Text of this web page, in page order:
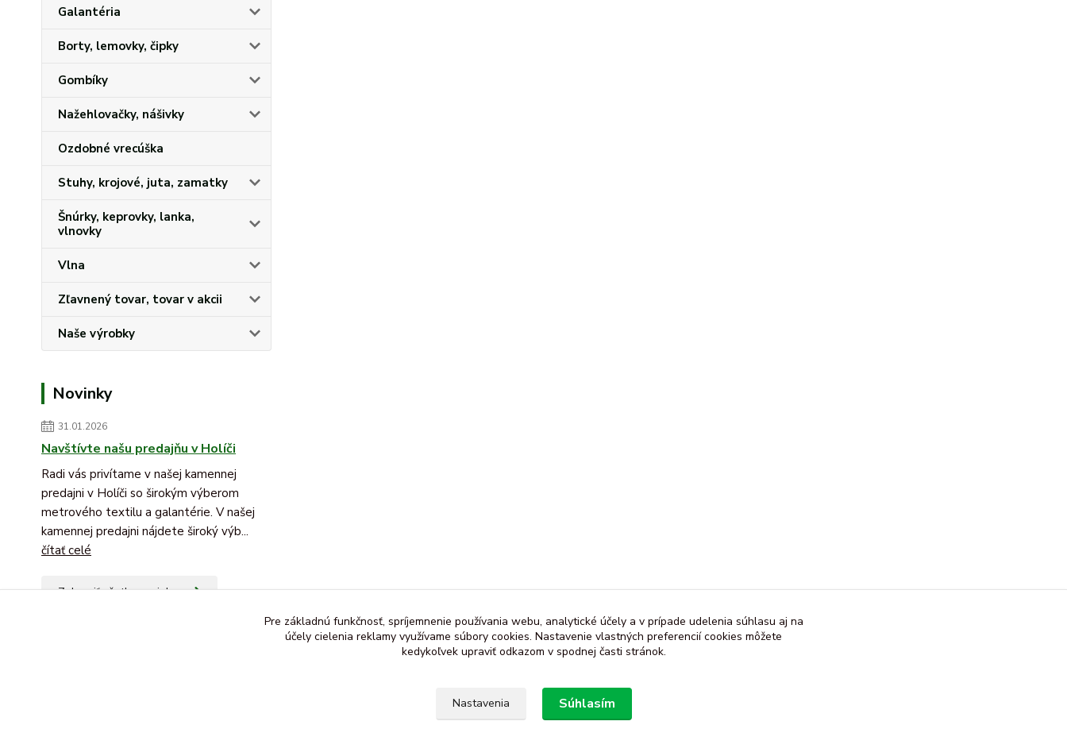
Galantéria
Borty, lemovky, čipky
Gombíky
Nažehlovačky, nášivky
Ozdobné vrecúška
Stuhy, krojové, juta, zamatky
Šnúrky, keprovky, lanka,
vlnovky
Vlna
Zľavnený tovar, tovar v akcii
Naše výrobky
Novinky
31.01.2026
Navštívte našu predajňu v Holíči
Radi vás privítame v našej kamennej
predajni v Holíči so širokým výberom
metrového textilu a galantérie. V našej
kamennej predajni nájdete široký výb...
čítať celé
Zobraziť všetky novinky
Pre základnú funkčnosť, spríjemnenie používania webu, analytické účely a v prípade udelenia súhlasu aj na
účely cielenia reklamy využívame súbory cookies. Nastavenie vlastných preferencií cookies môžete
kedykoľvek upraviť odkazom v spodnej časti stránok.
Nastavenia Súhlasím